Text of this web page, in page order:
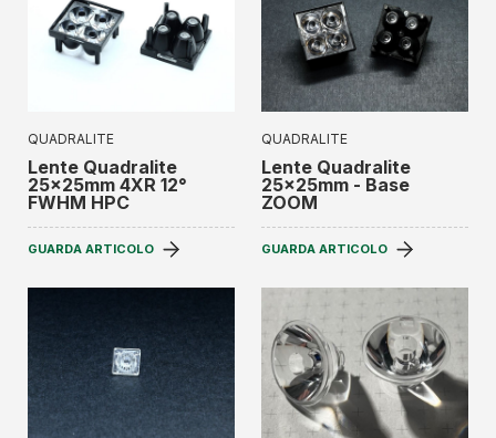
QUADRALITE
Lente Quadralite
25x25mm 4XR 12°
FWHM HPC
GUARDA ARTICOLO
QUADRALITE
Lente Quadralite
25x25mm - Base
ZOOM
GUARDA ARTICOLO